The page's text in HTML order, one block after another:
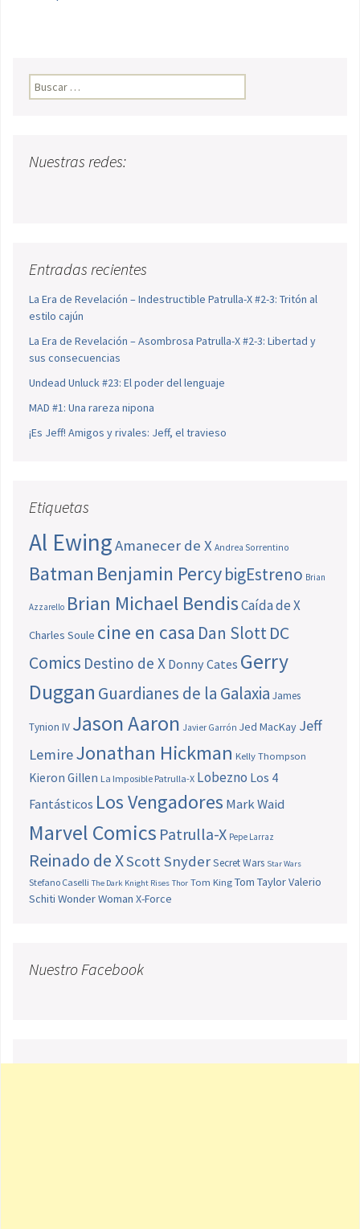
Buscar:
Nuestras redes:
Entradas recientes
La Era de Revelación – Indestructible Patrulla-X #2-3: Tritón al
estilo cajún
La Era de Revelación – Asombrosa Patrulla-X #2-3: Libertad y
sus consecuencias
Undead Unluck #23: El poder del lenguaje
MAD #1: Una rareza nipona
¡Es Jeff! Amigos y rivales: Jeff, el travieso
Etiquetas
Al EwingAmanecer de X Andrea Sorrentino
Batman Benjamin PercybigEstreno Brian
Azzarello Brian Michael BendisCaída de X
Charles Soule cine en casa Dan SlottDC
Comics Destino de X Donny Cates Gerry
Duggan Guardianes de la Galaxia James
Tynion IV Jason Aaron Javier Garrón Jed MacKay Jeff
LemireJonathan Hickman Kelly Thompson
Kieron Gillen La Imposible Patrulla-X Lobezno Los 4
Fantásticos Los Vengadores Mark Waid
Marvel Comics Patrulla-X Pepe Larraz
Reinado de XScott SnyderSecret Wars Star Wars
Stefano Caselli The Dark Knight Rises Thor Tom King Tom TaylorValerio
Schiti Wonder Woman X-Force
Nuestro Facebook